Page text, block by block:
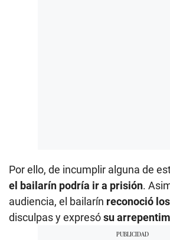
Por ello, de incumplir alguna de
el bailarín podría ir a prisión.
audiencia, el bailarín reconoció
disculpas y expresósu